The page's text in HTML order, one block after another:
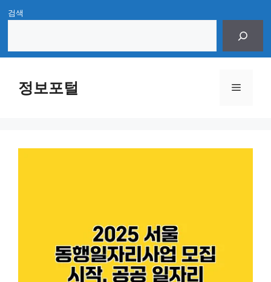
Skip
content
검색
정보포털 Menu